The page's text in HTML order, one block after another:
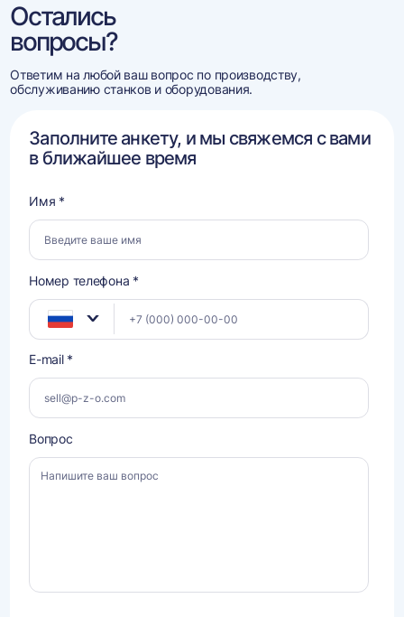
Остались
вопросы?
Ответим на любой ваш вопрос по производству,
обслуживанию станков и оборудования.
Заполните анкету, и мы свяжемся с вами
в ближайшее время
Имя *
Номер телефона *
E-mail *
Вопрос